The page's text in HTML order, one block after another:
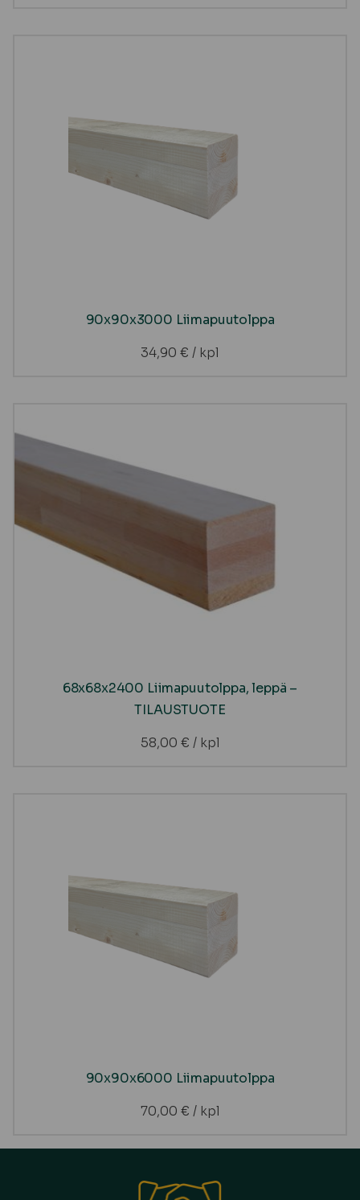
90x90x3000 Liimapuutolppa
34,90 € / kpl
68x68x2400 Liimapuutolppa, leppä –
TILAUSTUOTE
58,00 € / kpl
90x90x6000 Liimapuutolppa
70,00 € / kpl